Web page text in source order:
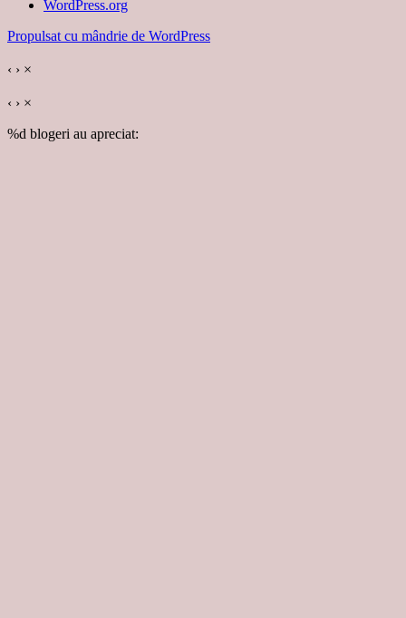
WordPress.org
Propulsat cu mândrie de WordPress
‹ › ×
‹ › ×
%d blogeri au apreciat: